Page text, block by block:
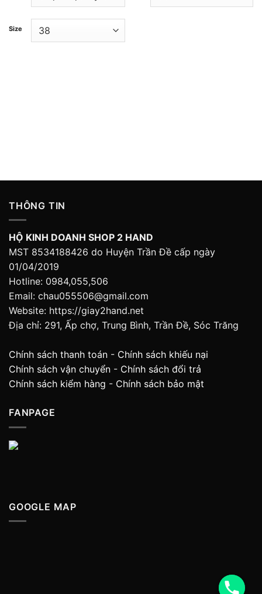
Size
THÔNG TIN
HỘ KINH DOANH SHOP 2 HAND
MST 8534188426 do Huyện Trần Đề cấp ngày
01/04/2019
Hotline: 0984,055,506
Email: chau055506@gmail.com
Website: https://giay2hand.net
Địa chỉ: 291, Ấp chợ, Trung Bình, Trần Đề, Sóc Trăng
Chính sách thanh toán - Chính sách khiếu nại
Chính sách vận chuyển - Chính sách đổi trả
Chính sách kiểm hàng - Chính sách bảo mật
FANPAGE
GOOGLE MAP